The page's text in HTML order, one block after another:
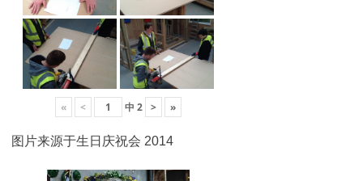
« < 中 2 > »
图片来源于生日庆祝会 2014